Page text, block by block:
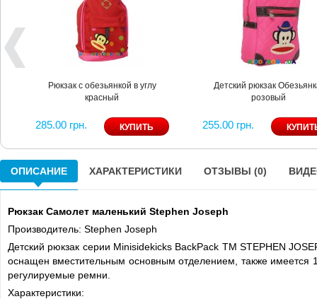
Рюкзак с обезьянкой в углу
красный
285.00 грн.
Детский рюкзак
розовый
255.00 грн.
ОПИСАНИЕ ХАРАКТЕРИСТИКИ ОТЗЫВЫ (0)
Рюкзак Самолет маленький Stephen Joseph
Производитель: Stephen Joseph
Детский рюкзак серии Minisidekicks BackPack ТМ STEPHEN
оснащен вместительным основным отделением, также
регулируемые ремни.
Характеристики: